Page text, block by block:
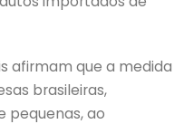
afirmam que a medida
brasileiras,
pequenas, ao